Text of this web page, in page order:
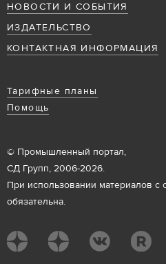
НОВОСТИ И СОБЫТИЯ
ИЗДАТЕЛЬСТВО
КОНТАКТНАЯ ИНФОРМАЦИЯ
Тарифные планы
Помощь
© Промышленный портал,
СД Групп, 2006-2026.
При использовании материалов с
обязательна.